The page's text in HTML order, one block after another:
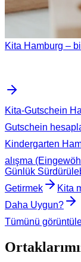
Kita Hamburg –
Kita-Gutschein
Gutschein
Kindergarten
alışma
Günlük
Getirmek
Kita
Daha Uygun?
Tümünü